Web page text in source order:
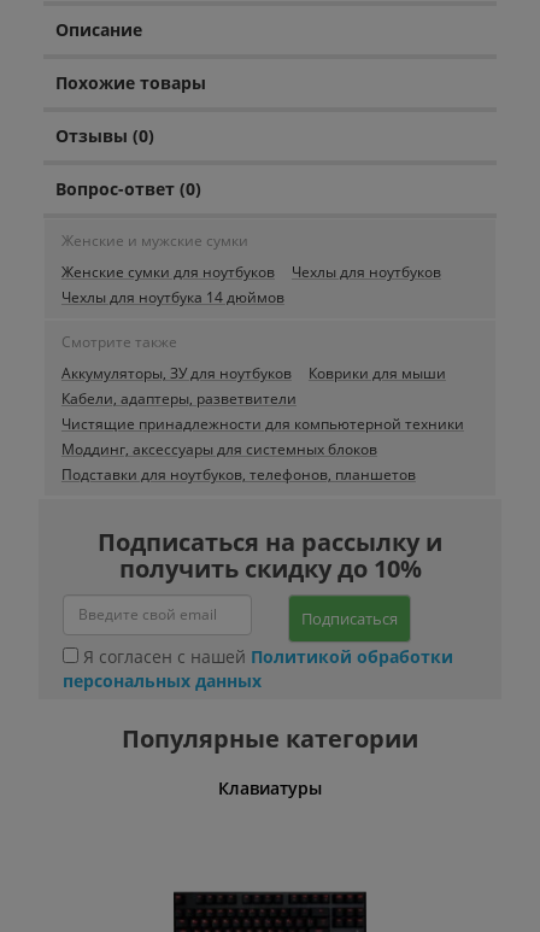
Описание
Похожие товары
Отзывы (0)
Вопрос-ответ (0)
Женские и мужские сумки
Женские сумки для ноутбуков
Чехлы для ноутбуков
Чехлы для ноутбука 14 дюймов
Смотрите также
Аккумуляторы, ЗУ для ноутбуков
Коврики для мыши
Кабели, адаптеры, разветвители
Чистящие принадлежности для компьютерной техники
Моддинг, аксессуары для системных блоков
Подставки для ноутбуков, телефонов, планшетов
Подписаться на рассылку и
получить скидку до 10%
Подписаться
Я согласен с нашей Политикой обработки
персональных данных
Популярные категории
Клавиатуры